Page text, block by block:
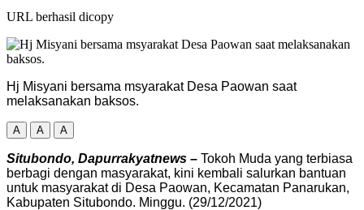
URL berhasil dicopy
Hj Misyani bersama msyarakat Desa Paowan saat
melaksanakan baksos.
A A A
Situbondo, Dapurrakyatnews – Tokoh Muda yang terbiasa
berbagi dengan masyarakat, kini kembali salurkan bantuan
untuk masyarakat di Desa Paowan, Kecamatan Panarukan,
Kabupaten Situbondo. Minggu. (29/12/2021)